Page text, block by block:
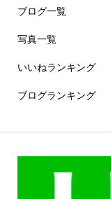
ブログ一覧
写真一覧
いいねランキング
ブログランキング